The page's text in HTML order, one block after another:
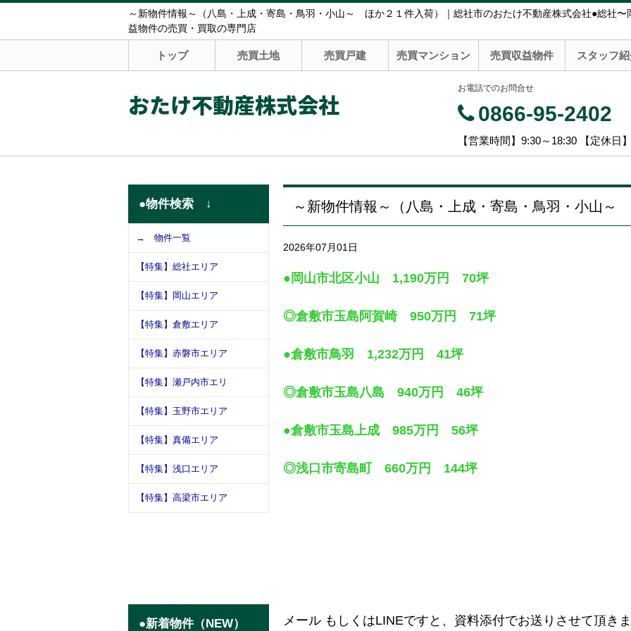
～新物件情報～（八島・上成・寄島・鳥羽・小山～ ほか２１件入荷）｜総社市のおたけ不動産株式会社●総社
益物件の売買・買取の専門店
トップ 売買土地 売買戸建 売買マンション 売買収益物件 スタッフ
おたけ不動産株式会社
お電話でのお問合せ
0866-95-2402
【営業時間】9:30～18:30 【定休日
●物件検索 ↓
→ 物件一覧
【特集】総社エリア
【特集】岡山エリア
【特集】倉敷エリア
【特集】赤磐市エリア
【特集】瀬戸内市エリ
【特集】玉野市エリア
【特集】真備エリア
【特集】浅口エリア
【特集】高梁市エリア
●新着物件（NEW）
～新物件情報～（八島・上成・寄島・鳥羽・小山～
2026年07月01日
●岡山市北区小山 1,190万円 70坪
◎倉敷市玉島阿賀崎 950万円 71坪
●倉敷市鳥羽 1,232万円 41坪
◎倉敷市玉島八島 940万円 46坪
●倉敷市玉島上成 985万円 56坪
◎浅口市寄島町 660万円 144坪
メール もしくはLINEですと、資料添付でお送りさせて頂